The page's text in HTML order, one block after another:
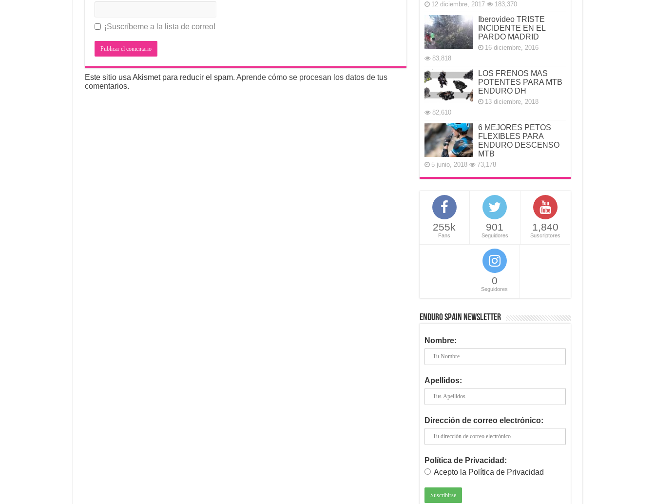
¡Suscríbeme a la lista de correo!
Este sitio usa Akismet para reducir el spam. Aprende cómo se procesan los datos de tus
comentarios.
12 diciembre, 2017 183,370
Iberovideo TRISTE
INCIDENTE EN EL
PARDO MADRID
16 diciembre, 2016
83,818
LOS FRENOS MAS
POTENTES PARA MTB
ENDURO DH
13 diciembre, 2018
82,610
6 MEJORES PETOS
FLEXIBLES PARA
ENDURO DESCENSO
MTB
5 junio, 2018 73,178
255k
Fans
901
Seguidores
1,840
Suscriptores
0
Seguidores
ENDURO SPAIN NEWSLETTER
Nombre:
Apellidos:
Dirección de correo electrónico:
Política de Privacidad:
Acepto la Política de Privacidad